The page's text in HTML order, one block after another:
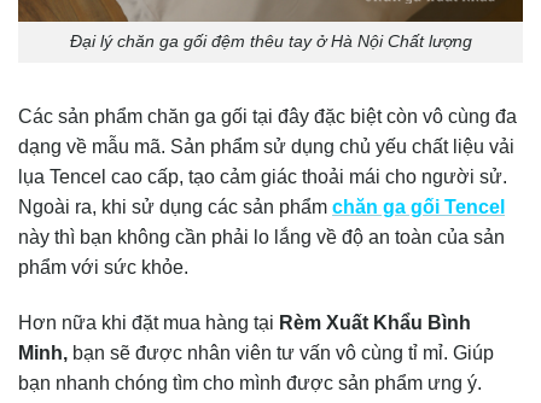
Đại lý chăn ga gối đệm thêu tay ở Hà Nội Chất lượng
Các sản phẩm chăn ga gối tại đây đặc biệt còn vô cùng đa
dạng về mẫu mã. Sản phẩm sử dụng chủ yếu chất liệu vải
lụa Tencel cao cấp, tạo cảm giác thoải mái cho người sử.
Ngoài ra, khi sử dụng các sản phẩm chăn ga gối Tencel
này thì bạn không cần phải lo lắng về độ an toàn của sản
phẩm với sức khỏe.
Hơn nữa khi đặt mua hàng tại Rèm Xuất Khẩu Bình
Minh, bạn sẽ được nhân viên tư vấn vô cùng tỉ mỉ. Giúp
bạn nhanh chóng tìm cho mình được sản phẩm ưng ý.